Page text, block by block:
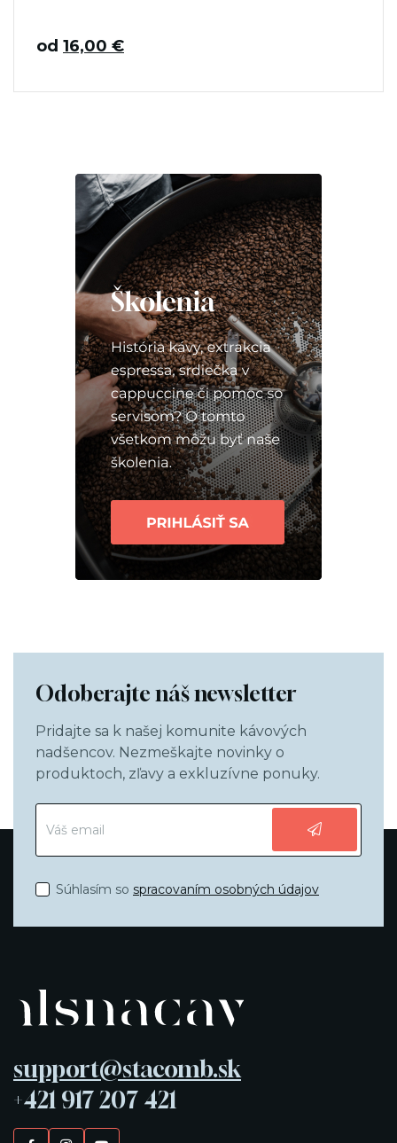
od 16,00 €
Odoberajte náš newsletter
Pridajte sa k našej komunite kávových
nadšencov. Nezmeškajte novinky o
produktoch, zľavy a exkluzívne ponuky.
Súhlasím so spracovaním osobných údajov
support@stacomb.sk
+421 917 207 421